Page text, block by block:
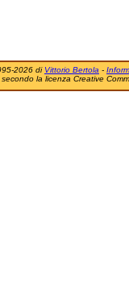
2026 di Vittorio Bertola -
secondo la licenza Creative